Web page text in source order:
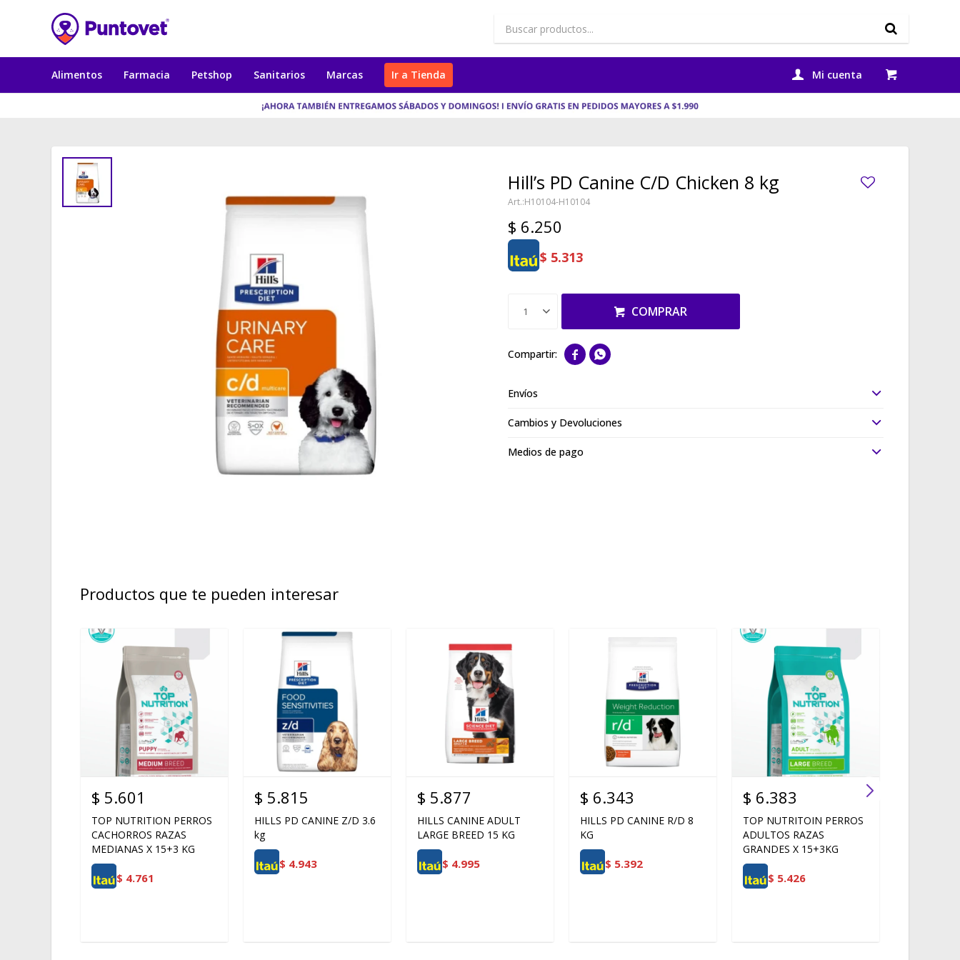
Alimentos Farmacia Petshop Sanitarios Marcas Ir a Tienda
Hill’s PD Canine C/D Chicken 8 kg
H10104-H10104
$ 6.250
$ 5.313
1 COMPRAR
 
Envíos
Cambios y Devoluciones
Medios de pago
Productos que te pueden interesar
$ 5.601
TOP NUTRITION PERROS
CACHORROS RAZAS
MEDIANAS X 15+3 KG
$ 4.761
$ 5.815
HILLS PD CANINE Z/D 3.6
kg
$ 4.943
$ 5.877
HILLS CANINE ADULT
LARGE BREED 15 KG
$ 4.995
$ 6.343
HILLS PD CANINE R/D 8
KG
$ 5.392
$ 6.383
TOP NUTRITOIN PERROS
ADULTOS RAZAS
GRANDES X 15+3KG
$ 5.426